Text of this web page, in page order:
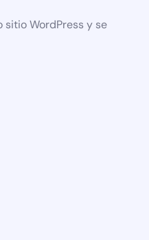
sitio WordPress y se